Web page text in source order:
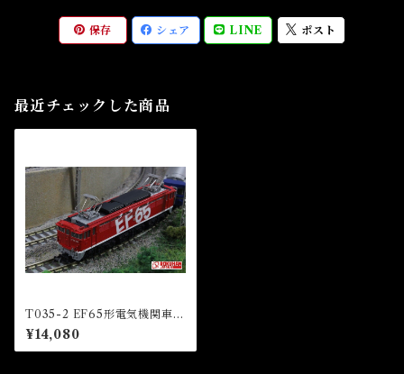
保存 シェア LINE ポスト
最近チェックした商品
T035-2 EF65形電気機関車 1
019号機 レインボー塗装 (EF6
5 1000 Electric Locomotiv
e Rainbow Color Number 1
¥14,080